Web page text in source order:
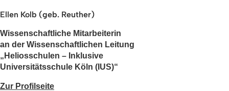
Ellen Kolb (geb. Reuther)
Wissenschaftliche Mitarbeiterin
an der Wissenschaftlichen Leitung
„Heliosschulen – Inklusive
Universitätsschule Köln (IUS)“
Zur Profilseite